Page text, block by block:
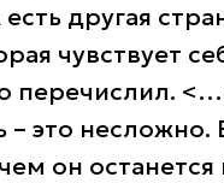
другая
чувствует
перечислил.
– это
он